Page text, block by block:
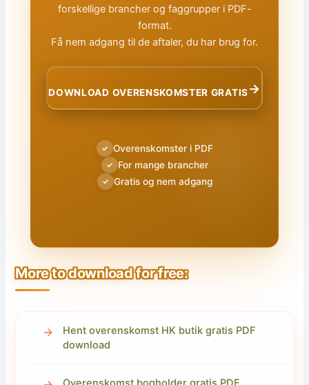
forskellige brancher og faggrupper i PDF-
format.
Få nem adgang til de aftaler, du har brug for.
DOWNLOAD OVERENSKOMSTER GRATIS→
✓ Overenskomster i PDF
✓ For mange brancher
✓ Gratis og nem adgang
More to download for free:
Hent overenskomst HK butik gratis PDF
download